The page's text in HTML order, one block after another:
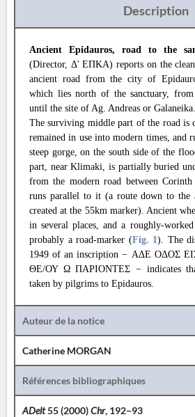
Description
Ancient Epidauros, road to the
(Director, Δ' ΕΠΚΑ) reports on the
ancient road from the city of
which lies north of the sanctuary,
until the site of Ag. Andreas or Galaneika.
The surviving middle part of the road is
remained in use into modern times, and
steep gorge, on the south side of the
part, near Klimaki, is partially buried
from the modern road between
runs parallel to it (a route down to the
created at the 55km marker). Ancient
in several places, and a roughly-
probably a road-marker (Fig. 1). The
1949 of an inscription − ΑΔΕ ΟΔΟΣ
ΘΕ/ΟΥ Ω ΠΑΡΙΟΝΤΕΣ − indicates
taken by pilgrims to Epidauros.
Auteur de la notice
Catherine MORGAN
Références bibliographiques
ADelt55 (2000)Chr, 192−93